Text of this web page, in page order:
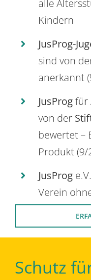
alle
Kindern
JusProg-
sind von
anerkannt
JusProgfür
von der
bewertet –
Produkt (9/
JusProg
Verein
Schutz